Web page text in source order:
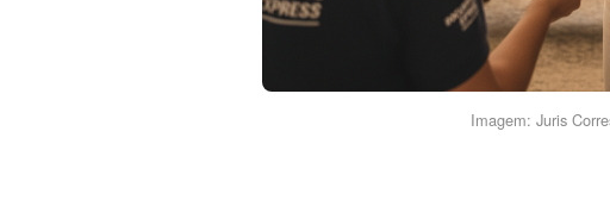
Imagem: Juris